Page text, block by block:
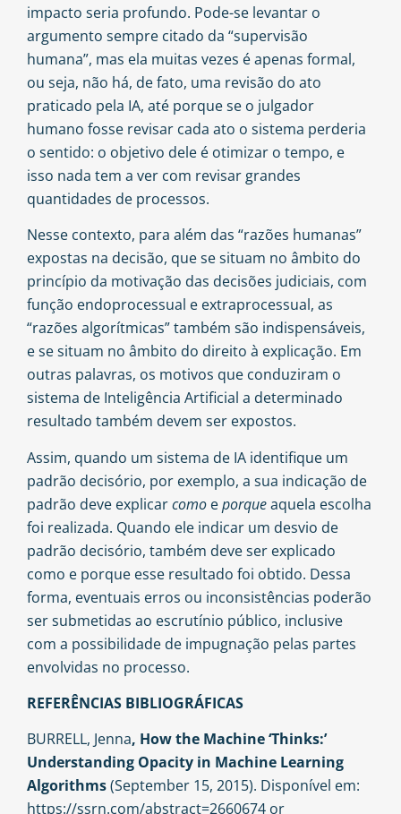
impacto seria profundo. Pode-se levantar o
argumento sempre citado da “supervisão
humana”, mas ela muitas vezes é apenas formal,
ou seja, não há, de fato, uma revisão do ato
praticado pela IA, até porque se o julgador
humano fosse revisar cada ato o sistema perderia
o sentido: o objetivo dele é otimizar o tempo, e
isso nada tem a ver com revisar grandes
quantidades de processos.
Nesse contexto, para além das “razões humanas”
expostas na decisão, que se situam no âmbito do
princípio da motivação das decisões judiciais, com
função endoprocessual e extraprocessual, as
“razões algorítmicas” também são indispensáveis,
e se situam no âmbito do direito à explicação. Em
outras palavras, os motivos que conduziram o
sistema de Inteligência Artificial a determinado
resultado também devem ser expostos.
Assim, quando um sistema de IA identifique um
padrão decisório, por exemplo, a sua indicação de
padrão deve explicarcomo eporqueaquela escolha
foi realizada. Quando ele indicar um desvio de
padrão decisório, também deve ser explicado
como e porque esse resultado foi obtido. Dessa
forma, eventuais erros ou inconsistências poderão
ser submetidas ao escrutínio público, inclusive
com a possibilidade de impugnação pelas partes
envolvidas no processo.
REFERÊNCIAS BIBLIOGRÁFICAS
BURRELL, Jenna, How the Machine ‘Thinks:’
Understanding Opacity in Machine Learning
Algorithms(September 15, 2015). Disponível em:
https://ssrn.com/abstract=2660674 or